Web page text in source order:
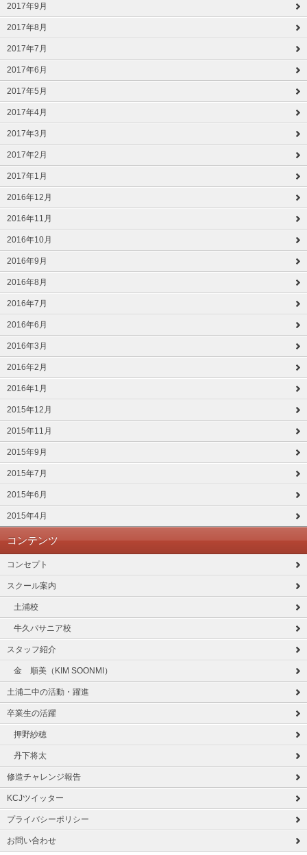
2017年9月
2017年8月
2017年7月
2017年6月
2017年5月
2017年4月
2017年3月
2017年2月
2017年1月
2016年12月
2016年11月
2016年10月
2016年9月
2016年8月
2016年7月
2016年6月
2016年3月
2016年2月
2016年1月
2015年12月
2015年11月
2015年9月
2015年7月
2015年6月
2015年4月
コンテンツ
コンセプト
スクール案内
土浦校
牛久パサニア校
スタッフ紹介
金 順美（KIM SOONMI）
土浦二中の活動・躍進
卒業生の活躍
押野紗穂
丹下将太
修造チャレンジ報告
KCJツイッター
プライバシーポリシー
お問い合わせ